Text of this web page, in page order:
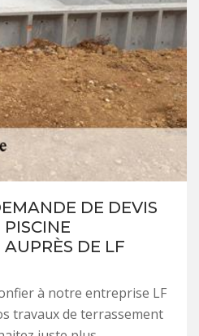
DE DEVIS
DE LF
à notre entreprise LF
travaux de terrassement